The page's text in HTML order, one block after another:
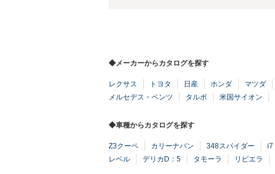
◆メーカーからカタログを探す
レクサス トヨタ 日産 ホンダ マツダ
メルセデス・ベンツ
タルボ 米国サイオン
◆車種からカタログを探す
Z3クーペ カリーナバン 348スパイダー i7
レベル
デリカD：5 タモーラ リビエラ